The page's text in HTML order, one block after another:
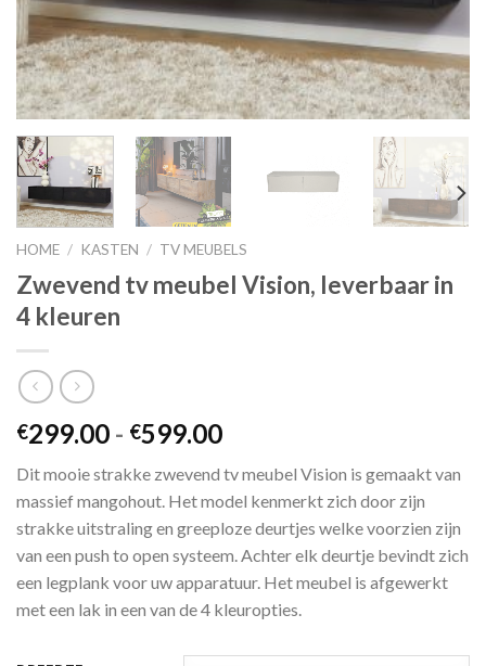
HOME / KASTEN / TV MEUBELS
Zwevend tv meubel Vision, leverbaar in
4 kleuren
€299.00 - €599.00Prijsklasse:
tot
€599.00
Dit mooie strakke zwevend tv meubel Vision is gemaakt van
massief mangohout. Het model kenmerkt zich door zijn
strakke uitstraling en greeploze deurtjes welke voorzien zijn
van een push to open systeem. Achter elk deurtje bevindt zich
een legplank voor uw apparatuur. Het meubel is afgewerkt
met een lak in een van de 4 kleuropties.